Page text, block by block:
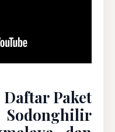
Daftar Paket